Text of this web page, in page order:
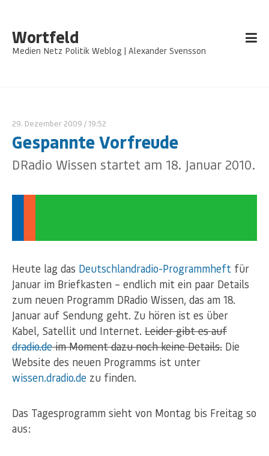
Wortfeld
Medien Netz Politik Weblog | Alexander Svensson
29. Dezember 2009 / 19:52
Gespannte Vorfreude
DRadio Wissen startet am 18. Januar 2010.
Heute lag das Deutschlandradio-Programmheft für
Januar im Briefkasten – endlich mit ein paar Details
zum neuen Programm DRadio Wissen, das am 18.
Januar auf Sendung geht. Zu hören ist es über
Kabel, Satellit und Internet. Leider gibt es auf
dradio.deim Moment dazu noch keine Details. Die
Website des neuen Programms ist unter
wissen.dradio.de zu finden.
Das Tagesprogramm sieht von Montag bis Freitag so
aus: